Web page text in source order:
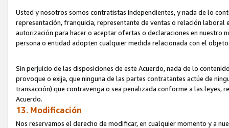
Usted y nosotros somos contratistas independientes, y nada de lo
representación, franquicia, representante de ventas o relación
autorización para hacer o aceptar ofertas o declaraciones en nuestro
persona o entidad adopten cualquier medida relacionada con el
Sin perjuicio de las disposiciones de este Acuerdo, nada de lo
provoque o exija, que ninguna de las partes contratantes actúe de
transacción) que contravenga o sea penalizada conforme a las leyes,
Acuerdo.
13. Modificación
Nos reservamos el derecho de modificar, en cualquier momento y a